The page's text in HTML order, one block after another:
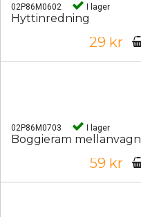
02P86M0602 I lager
Hyttinredning
29 kr
02P86M0703 I lager
Boggieram mellanvagn
59 kr